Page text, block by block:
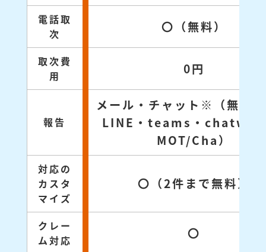
電話取
次
〇（無料）
取次費
用
0円
報告
メール・チャット※（無料
LINE・teams・
MOT/Cha）
対応の
カスタ
マイズ
〇（2件まで無料）
クレー
ム対応
〇